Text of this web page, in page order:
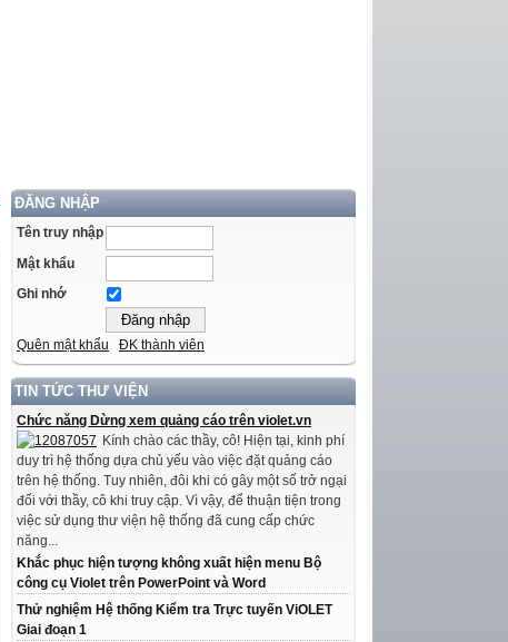
ĐĂNG NHẬP
Tên truy nhập
Mật khẩu
Ghi nhớ
Quên mật khẩu ĐK thành viên
TIN TỨC THƯ VIỆN
Chức năng Dừng xem quảng cáo trên violet.vn
Kính chào các thầy, cô! Hiện tại, kinh phí
duy trì hệ thống dựa chủ yếu vào việc đặt quảng cáo
trên hệ thống. Tuy nhiên, đôi khi có gây một số trở ngại
đối với thầy, cô khi truy cập. Vì vậy, để thuận tiện trong
việc sử dụng thư viện hệ thống đã cung cấp chức
năng...
Khắc phục hiện tượng không xuất hiện menu Bộ
công cụ Violet trên PowerPoint và Word
Thử nghiệm Hệ thống Kiểm tra Trực tuyến ViOLET
Giai đoạn 1